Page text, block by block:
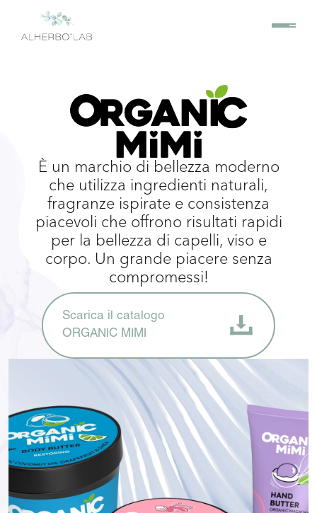
È un marchio di bellezza moderno
che utilizza ingredienti naturali,
fragranze ispirate e consistenza
piacevoli che offrono risultati rapidi
per la bellezza di capelli, viso e
corpo. Un grande piacere senza
compromessi!
Scarica il catalogo
ORGANIC MIMI